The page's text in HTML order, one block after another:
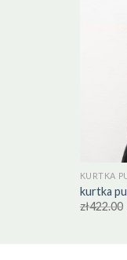
KURTKA
kurtka
zł422.00